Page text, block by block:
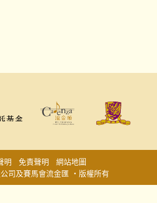
司及賽馬會流金匯 ‧版權所有
明 免責聲明 網站地圖